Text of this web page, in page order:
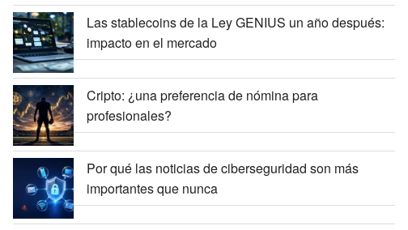
Las stablecoins de la Ley GENIUS un año después:
impacto en el mercado
Cripto: ¿una preferencia de nómina para
profesionales?
Por qué las noticias de ciberseguridad son más
importantes que nunca